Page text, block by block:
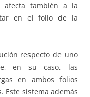
afecta también a la
en el folio de la
respecto de uno
en su caso, las
en ambos folios
Este sistema además